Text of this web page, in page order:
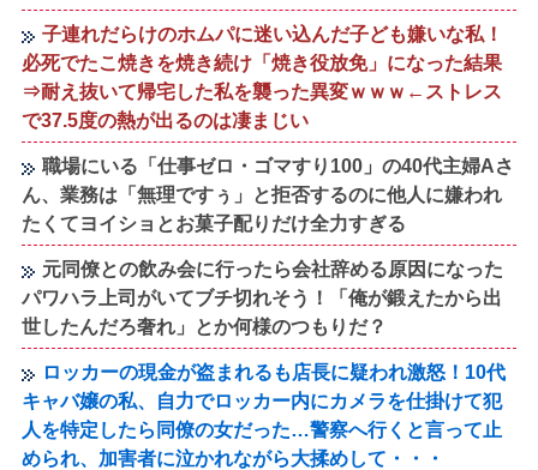
子連れだらけのホムパに迷い込んだ子ども嫌いな私！
必死でたこ焼きを焼き続け「焼き役放免」になった結果
⇒耐え抜いて帰宅した私を襲った異変ｗｗｗ←ストレス
で37.5度の熱が出るのは凄まじい
職場にいる「仕事ゼロ・ゴマすり100」の40代主婦Aさ
ん、業務は「無理ですぅ」と拒否するのに他人に嫌われ
たくてヨイショとお菓子配りだけ全力すぎる
元同僚との飲み会に行ったら会社辞める原因になった
パワハラ上司がいてブチ切れそう！「俺が鍛えたから出
世したんだろ奢れ」とか何様のつもりだ？
ロッカーの現金が盗まれるも店長に疑われ激怒！10代
キャバ嬢の私、自力でロッカー内にカメラを仕掛けて犯
人を特定したら同僚の女だった…警察へ行くと言って止
められ、加害者に泣かれながら大揉めして・・・